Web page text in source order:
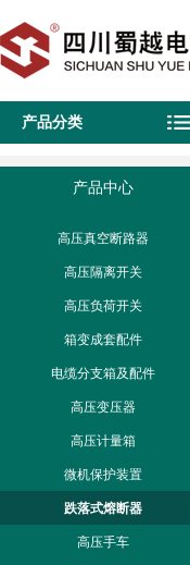
产品分类
产品中心
高压真空断路器
高压隔离开关
高压负荷开关
箱变成套配件
电缆分支箱及配件
高压变压器
高压计量箱
微机保护装置
跌落式熔断器
高压手车